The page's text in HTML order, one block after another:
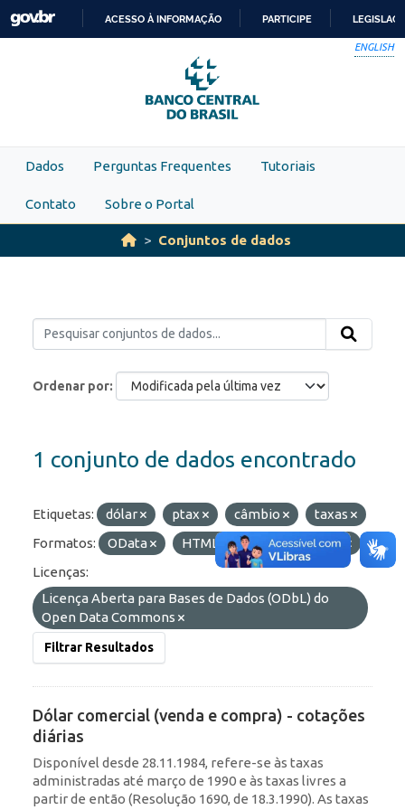
Skip to main content
PARA
O
CONTEÚDO
ACESSO À INFORMAÇÃO PARTICIPE
ENGLISH
Dados Perguntas Frequentes Tutoriais
Contato Sobre o Portal
Conjuntos de dados
Ordenar por
1 conjunto de dados encontrado
Etiquetas: dólar ptax câmbio
taxas
Formatos:
OData HTML API
JSON
Licenças:
Licença Aberta para Bases de Dados (ODbL) do
Open Data Commons
Filtrar Resultados
Dólar comercial (venda e compra) - cotações
diárias
Disponível desde 28.11.1984, refere-se às taxas
administradas até março de 1990 e às taxas livres a
partir de então (Resolução 1690, de 18.3.1990). As taxas